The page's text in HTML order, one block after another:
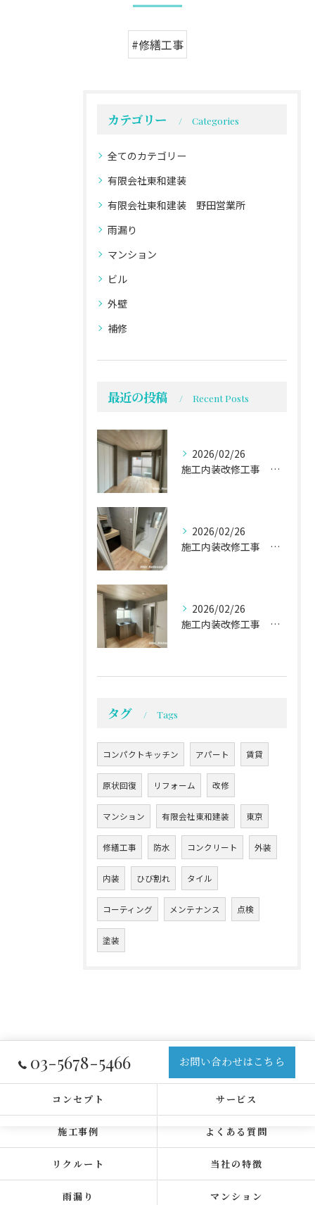
#修繕工事
カテゴリー Categories
全てのカテゴリー
有限会社東和建装
有限会社東和建装 野田営業所
雨漏り
マンション
ビル
外壁
補修
最近の投稿 Recent Posts
2026/02/26
施工内装改修工事 施工事例03
2026/02/26
施工内装改修工事 施工事例02
2026/02/26
施工内装改修工事 施工事例01
タグ Tags
コンパクトキッチン アパート 賃貸
原状回復 リフォーム 改修
マンション 有限会社東和建装 東京
修繕工事 防水 コンクリート 外装
内装 ひび割れ タイル
コーティング メンテナンス 点検
塗装
03-5678-5466 お問い合わせはこちら
コンセプト サービス
施工事例 よくある質問
リクルート 当社の特徴
雨漏り マンション